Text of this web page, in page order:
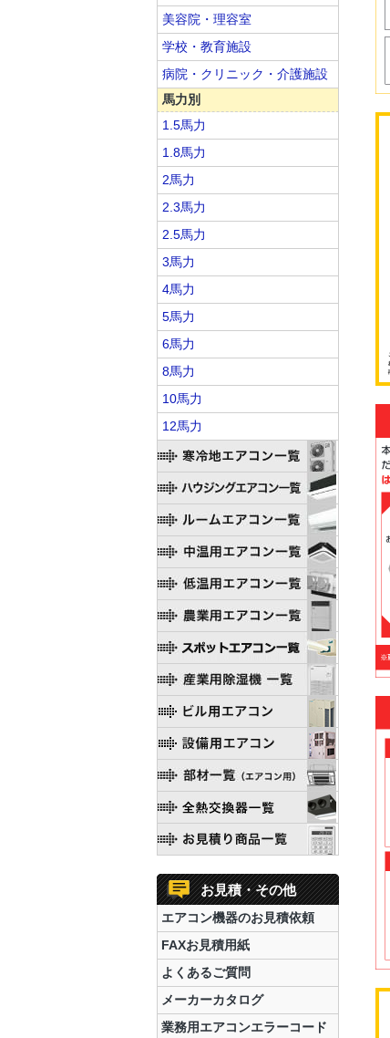
美容院・理容室
学校・教育施設
病院・クリニック・介護施設
馬力別
1.5馬力
1.8馬力
2馬力
2.3馬力
2.5馬力
3馬力
4馬力
5馬力
6馬力
8馬力
10馬力
12馬力
お見積・その他
エアコン機器のお見積依頼
FAXお見積用紙
よくあるご質問
メーカーカタログ
業務用エアコンエラーコード